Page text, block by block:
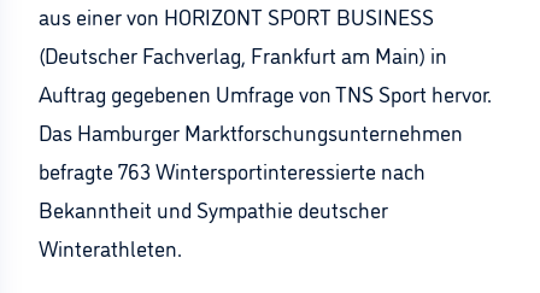
aus einer von HORIZONT SPORT BUSINESS
(Deutscher Fachverlag, Frankfurt am Main) in
Auftrag gegebenen Umfrage von TNS Sport hervor.
Das Hamburger Marktforschungsunternehmen
befragte 763 Wintersportinteressierte nach
Bekanntheit und Sympathie deutscher
Winterathleten.